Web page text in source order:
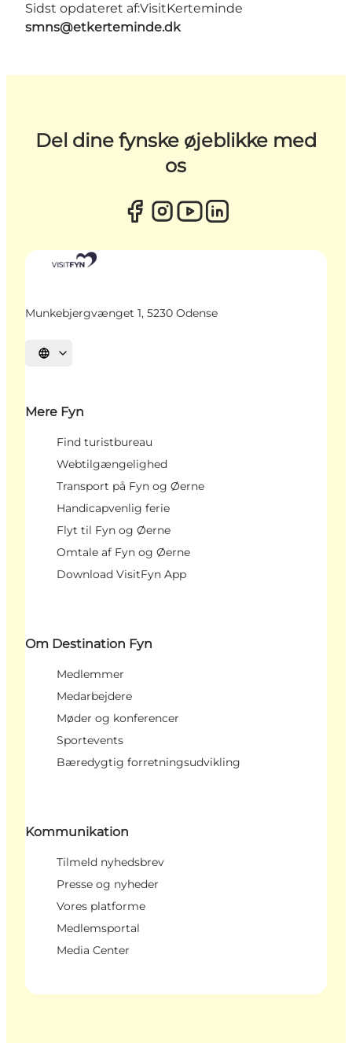
Sidst opdateret af:VisitKerteminde
smns@etkerteminde.dk
Del dine fynske øjeblikke med
os
Munkebjergvænget 1, 5230 Odense
Vælg sprog
Mere Fyn
Find turistbureau
Webtilgængelighed
Transport på Fyn og Øerne
Handicapvenlig ferie
Flyt til Fyn og Øerne
Omtale af Fyn og Øerne
Download VisitFyn App
Om Destination Fyn
Medlemmer
Medarbejdere
Møder og konferencer
Sportevents
Bæredygtig forretningsudvikling
Kommunikation
Tilmeld nyhedsbrev
Presse og nyheder
Vores platforme
Medlemsportal
Media Center